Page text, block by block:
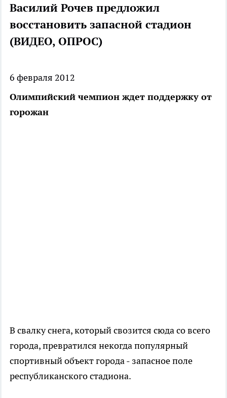
Василий Рочев предложил
восстановить запасной стадион
(ВИДЕО, ОПРОС)
6 февраля 2012
Олимпийский чемпион ждет поддержку от
горожан
В свалку снега, который свозится сюда со всего
города, превратился некогда популярный
спортивный объект города - запасное поле
республиканского стадиона.